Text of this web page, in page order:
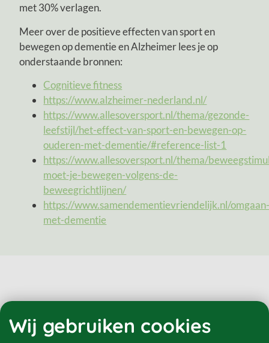
met 30% verlagen.
Meer over de positieve effecten van sport en
bewegen op dementie en Alzheimer lees je op
onderstaande bronnen:
Cognitieve fitness
https://www.alzheimer-nederland.nl/
https://www.allesoversport.nl/thema/gezonde-
leefstijl/het-effect-van-sport-en-bewegen-op-
ouderen-met-dementie/#reference-list-1
https://www.allesoversport.nl/thema/
moet-je-bewegen-volgens-de-
beweegrichtlijnen/
https://www.samendementievriendelijk.nl/
met-dementie
Ook interessant
Wij gebruiken cookies